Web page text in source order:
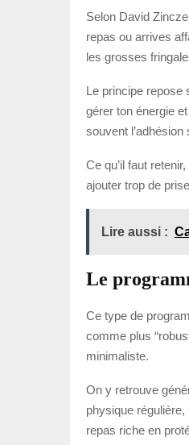
Selon David
repas ou arrives
les grosses
Le principe repose
gérer ton énergie
souvent
Ce qu’il faut
ajouter trop de
Lire aussi :
Le
Ce type de
comme plus
minimaliste.
On y retrouve
physique
repas riche en